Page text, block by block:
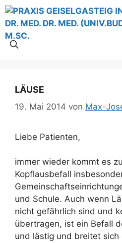
Zum
Inhalt
springen
LÄUSE
19. Mai 2014 von Max-
Liebe Patienten,
immer wieder kommt es
Kopflausbefall
und Schule. Auch wenn
nicht gefährlich sind und
übertragen, ist ein Befall
und lästig und breitet sich